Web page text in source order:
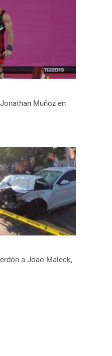
Muñoz en
a Joao Maleck,